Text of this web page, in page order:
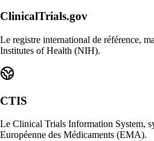
ClinicalTrials.gov
Le registre international de référence,
Institutes of Health (NIH).
CTIS
Le Clinical Trials Information System,
Européenne des Médicaments (EMA).